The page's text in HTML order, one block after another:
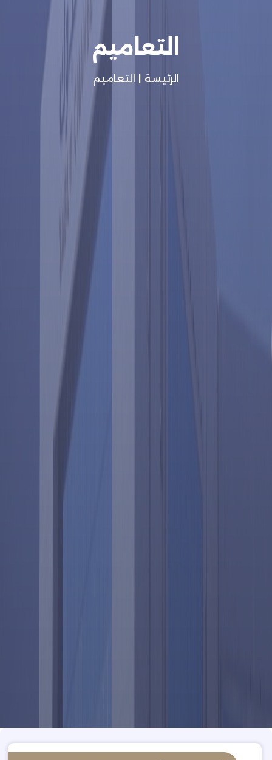
التعاميم
الرئيسة | التعاميم